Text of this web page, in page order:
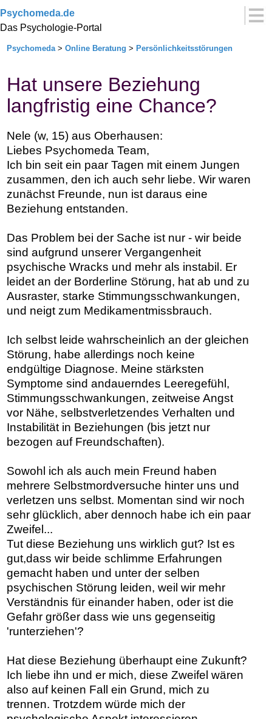
Psychomeda.de
Das Psychologie-Portal
Psychomeda>Online Beratung > Persönlichkeitsstörungen
Hat unsere Beziehung
langfristig eine Chance?
Nele (w, 15) aus Oberhausen:
Liebes Psychomeda Team,
Ich bin seit ein paar Tagen mit einem Jungen
zusammen, den ich auch sehr liebe. Wir waren
zunächst Freunde, nun ist daraus eine
Beziehung entstanden.
Das Problem bei der Sache ist nur - wir beide
sind aufgrund unserer Vergangenheit
psychische Wracks und mehr als instabil. Er
leidet an der Borderline Störung, hat ab und zu
Ausraster, starke Stimmungsschwankungen,
und neigt zum Medikamentmissbrauch.
Ich selbst leide wahrscheinlich an der gleichen
Störung, habe allerdings noch keine
endgültige Diagnose. Meine stärksten
Symptome sind andauerndes Leeregefühl,
Stimmungsschwankungen, zeitweise Angst
vor Nähe, selbstverletzendes Verhalten und
Instabilität in Beziehungen (bis jetzt nur
bezogen auf Freundschaften).
Sowohl ich als auch mein Freund haben
mehrere Selbstmordversuche hinter uns und
verletzen uns selbst. Momentan sind wir noch
sehr glücklich, aber dennoch habe ich ein paar
Zweifel...
Tut diese Beziehung uns wirklich gut? Ist es
gut,dass wir beide schlimme Erfahrungen
gemacht haben und unter der selben
psychischen Störung leiden, weil wir mehr
Verständnis für einander haben, oder ist die
Gefahr größer dass wie uns gegenseitig
'runterziehen'?
Hat diese Beziehung überhaupt eine Zukunft?
Ich liebe ihn und er mich, diese Zweifel wären
also auf keinen Fall ein Grund, mich zu
trennen. Trotzdem würde mich der